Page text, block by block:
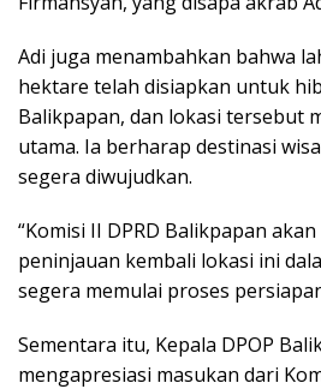
Adi juga menambahkan bahwa
hektare telah disiapkan untuk
Balikpapan, dan lokasi tersebut
utama. Ia berharap destinasi
segera diwujudkan.
“Komisi II DPRD Balikpapan
peninjauan kembali lokasi ini
segera memulai proses
Sementara itu, Kepala DPOP
mengapresiasi masukan dari